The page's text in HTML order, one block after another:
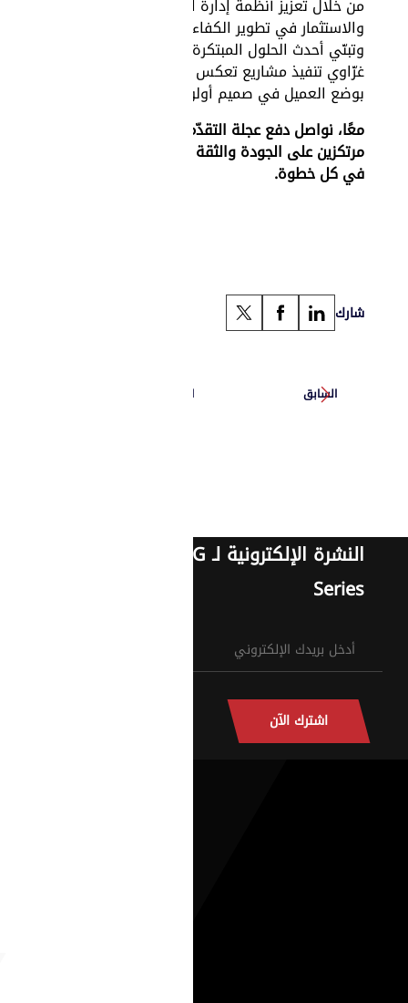
من خلال تعزيز أنظمة إدارة الجودة،
والاستثمار في تطوير الكفاءات،
وتبنّي أحدث الحلول المبتكرة، تواصل
غزّاوي تنفيذ مشاريع تعكس التزامها
بوضع العميل في صميم أولوياتها.
معًا، نواصل دفع عجلة التقدّم،
مرتكزين على الجودة والثقة والابتكار
في كل خطوة.
شارك
السابق التالي
النشرة الإلكترونية لـ G
Series
اشترك الآن